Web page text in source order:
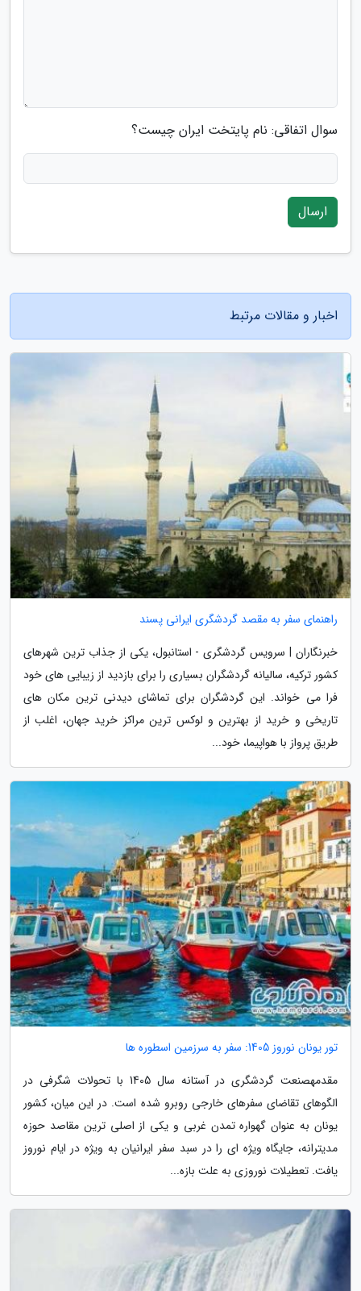
سوال اتفاقی: نام پایتخت ایران چیست؟
ارسال
اخبار و مقالات مرتبط
راهنمای سفر به مقصد گردشگری ایرانی پسند
خبرنگاران | سرویس گردشگری - استانبول، یکی از جذاب ترین شهرهای
کشور ترکیه، سالیانه گردشگران بسیاری را برای بازدید از زیبایی های خود
فرا می خواند. این گردشگران برای تماشای دیدنی ترین مکان های
تاریخی و خرید از بهترین و لوکس ترین مراکز خرید جهان، اغلب از
طریق پرواز با هواپیما، خود...
تور یونان نوروز 1405: سفر به سرزمین اسطوره ها
مقدمهصنعت گردشگری در آستانه سال 1405 با تحولات شگرفی در
الگوهای تقاضای سفرهای خارجی روبرو شده است. در این میان، کشور
یونان به عنوان گهواره تمدن غربی و یکی از اصلی ترین مقاصد حوزه
مدیترانه، جایگاه ویژه ای را در سبد سفر ایرانیان به ویژه در ایام نوروز
یافت. تعطیلات نوروزی به علت بازه...